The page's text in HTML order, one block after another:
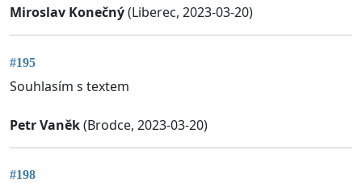
Miroslav Konečný(Liberec, 2023-03-20)
#195
Souhlasím s textem
Petr Vaněk(Brodce, 2023-03-20)
#198